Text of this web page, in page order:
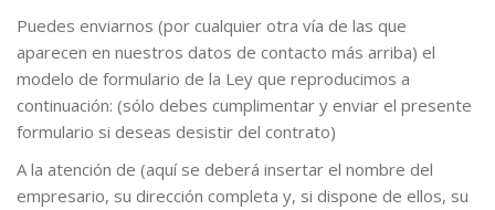
Puedes enviarnos (por cualquier otra vía de las que
aparecen en nuestros datos de contacto más arriba) el
modelo de formulario de la Ley que reproducimos a
continuación: (sólo debes cumplimentar y enviar el presente
formulario si deseas desistir del contrato)
A la atención de (aquí se deberá insertar el nombre del
empresario, su dirección completa y, si dispone de ellos, su